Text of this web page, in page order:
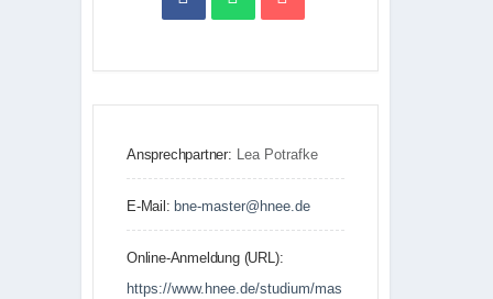
Ansprechpartner: Lea Potrafke
E-Mail: bne-master@hnee.de
Online-Anmeldung (URL):
https://www.hnee.de/studium/mas